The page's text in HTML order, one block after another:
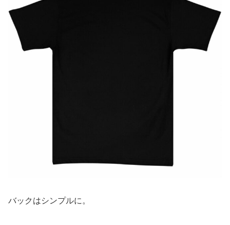
バックはシンプルに。